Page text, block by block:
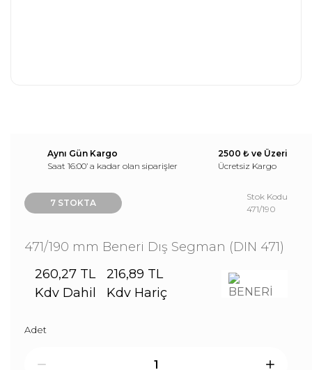
Aynı Gün Kargo
Saat 16:00’ a kadar olan siparişler
2500 ₺ ve Üzeri
Ücretsiz Kargo
7 STOKTA
Stok Kodu
471/190
471/190 mm Beneri Dış Segman (DIN 471)
260,27 TL
Kdv Dahil
216,89 TL
Kdv Hariç
Adet